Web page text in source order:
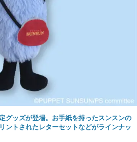
グッズが登場。お手紙を持ったスンスンの
ントされたレターセットなどがラインナッ